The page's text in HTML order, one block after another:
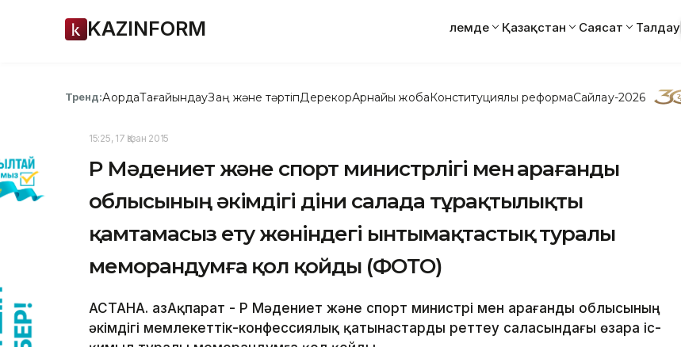
KAZINFORM Әлемде Қазақстан Саясат Талдау
Тренд:АқордаТағайындауЗаң және тәртіпДерекқорАрнайы жобаКонституциялық реформаСайлау-2026
15:25, 17 Қазан 2015
ҚР Мәдениет және спорт министрлігі мен Қарағанды
облысының әкімдігі діни салада тұрақтылықты
қамтамасыз ету жөніндегі ынтымақтастық туралы
меморандумға қол қойды (ФОТО)
АСТАНА. ҚазАқпарат - ҚР Мәдениет және спорт министрі мен Қарағанды облысының
әкімдігі мемлекеттік-конфессиялық қатынастарды реттеу саласындағы өзара іс-